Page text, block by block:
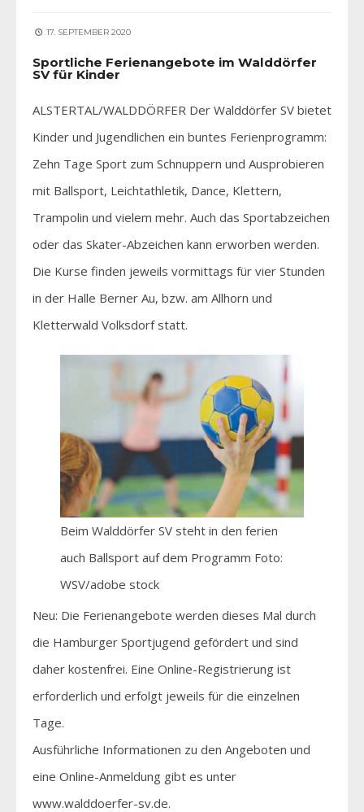
17. SEPTEMBER 2020
Sportliche Ferienangebote im Walddörfer
SV für Kinder
ALSTERTAL/WALDDÖRFER Der Walddörfer SV bietet
Kinder und Jugendlichen ein buntes Ferienprogramm:
Zehn Tage Sport zum Schnuppern und Ausprobieren
mit Ballsport, Leichtathletik, Dance, Klettern,
Trampolin und vielem mehr. Auch das Sportabzeichen
oder das Skater-Abzeichen kann erworben werden.
Die Kurse finden jeweils vormittags für vier Stunden
in der Halle Berner Au, bzw. am Allhorn und
Kletterwald Volksdorf statt.
Beim Walddörfer SV steht in den ferien
auch Ballsport auf dem Programm Foto:
WSV/adobe stock
Neu: Die Ferienangebote werden dieses Mal durch
die Hamburger Sportjugend gefördert und sind
daher kostenfrei. Eine Online-Registrierung ist
erforderlich und erfolgt jeweils für die einzelnen
Tage.
Ausführliche Informationen zu den Angeboten und
eine Online-Anmeldung gibt es unter
www.walddoerfer-sv.de.